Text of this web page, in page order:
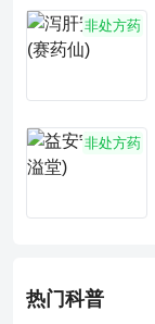
非处方药
非处方药
热门科普